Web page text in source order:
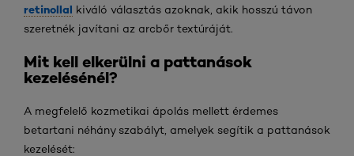
retinollal kiváló választás azoknak, akik hosszú távon
szeretnék javítani az arcbőr textúráját.
Mit kell elkerülni a pattanások
kezelésénél?
A megfelelő kozmetikai ápolás mellett érdemes
betartani néhány szabályt, amelyek segítik a pattanások
kezelését: